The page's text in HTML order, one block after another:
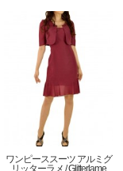
ワンピーススーツ アルミグ